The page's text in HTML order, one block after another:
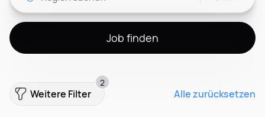
CH
Job finden
Weitere Filter
2
Alle zurücksetzen